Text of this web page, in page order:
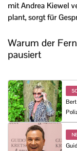
mit Andrea Kiewel
plant, sorgt für
Warum der
pausiert